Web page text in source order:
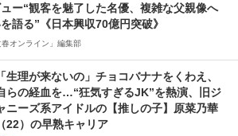
ー“観客を魅了した名優、複雑な父親像へ
語る”《日本興収70億円突破》
春オンライン」編集部
「生理が来ないの」チョコバナナをくわえ、
らの経血を…“狂気すぎるJK”を熱演、旧ジ
ニーズ系アイドルの【推しの子】原菜乃華
（22）の早熟キャリア